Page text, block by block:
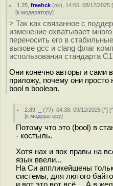
1.25 ,freehck (ok), 14:56, 08/12/2025 [
[к модератору]
> Так как связанное с
изменение охватывает
переносить его в
вызове gcc и clang флаг
использования стандарта
Они конечно авторы и сами
приложу, почему они просто
bool в boolean.
2.89 (??), 04:38, 09/12/2025 [^] [
[к модератору]
Потому что это (bool) в
- костыль.
Хотя нах и пох правы на
язык ввели...
На Си аппликейшены
системы, для лютого